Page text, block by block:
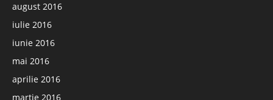
august 2016
iulie 2016
iunie 2016
mai 2016
aprilie 2016
martie 2016